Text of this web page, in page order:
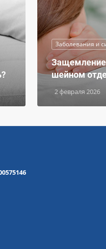
Заболевания и
2 февраля 2026
Защемление
шейном